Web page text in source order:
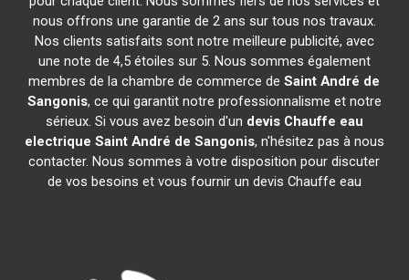
nous offrons une garantie de 2 ans sur tous nos travaux.
Nos clients satisfaits sont notre meilleure publicité, avec
une note de 4,5 étoiles sur 5. Nous sommes également
membres de la chambre de commerce deSaint André de
Sangonis, ce qui garantit notre professionnalisme et notre
sérieux. Si vous avez besoin d'un devis Chauffe eau
electrique Saint André de Sangonis, n'hésitez pas à nous
contacter. Nous sommes à votre disposition pour discuter
de vos besoins et vous fournir un devis Chauffe eau